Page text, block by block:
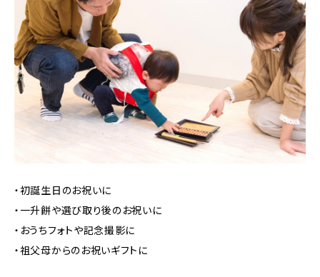
・初誕生日のお祝いに
・一升餅や選び取り後のお祝いに
・おうちフォトや記念撮影に
・祖父母からのお祝いギフトに